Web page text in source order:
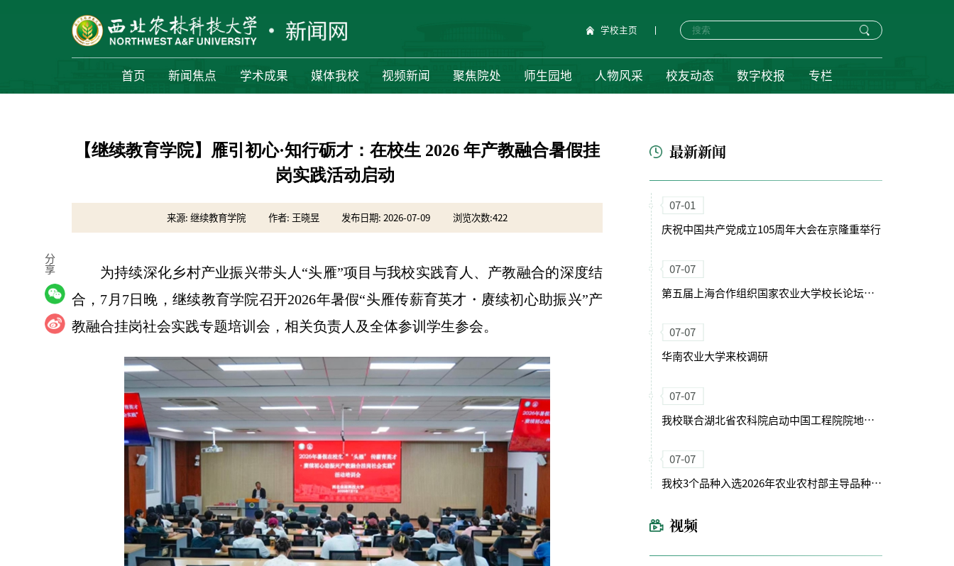
学校主页
首页 新闻焦点 学术成果 媒体我校 视频新闻 聚焦院处 师生园地 人物风采 校友动态 数字校报 专栏
【继续教育学院】雁引初心·知行砺才：在校生 2026 年产教融合暑假挂
岗实践活动启动
来源: 继续教育学院 作者: 王晓昱 发布日期: 2026-07-09 浏览次数:422
为持续深化乡村产业振兴带头人“头雁”项目与我校实践育人、产教融合的深度结
合，7月7日晚，继续教育学院召开2026年暑假“头雁传薪育英才・赓续初心助振兴”产
教融合挂岗社会实践专题培训会，相关负责人及全体参训学生参会。
分
享
最新新闻
07-01
庆祝中国共产党成立105周年大会在京隆重举行
07-07
第五届上海合作组织国家农业大学校长论坛暨第十一届丝绸之路农业教育科技创新联盟年会在西安开幕
07-07
华南农业大学来校调研
07-07
我校联合湖北省农科院启动中国工程院院地合作重点项目
07-07
我校3个品种入选2026年农业农村部主导品种主推技术
视频